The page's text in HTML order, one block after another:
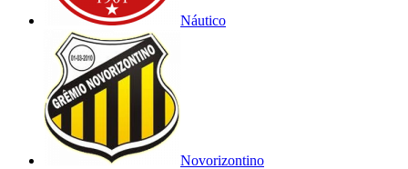
Náutico
Novorizontino